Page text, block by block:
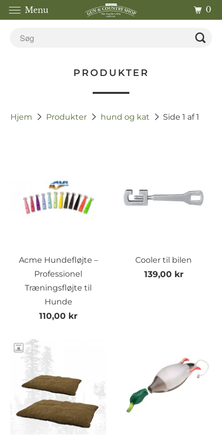
PRODUKTER
Hjem Produkter hund og kat Side 1 af 1
Acme Hundefløjte –
Professionel
Træningsfløjte til
Hunde
110,00 kr
Cooler til bilen
139,00 kr
Menu 0